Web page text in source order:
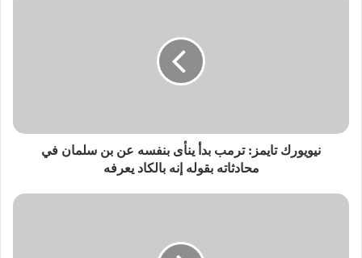
نيويورك تايمز: ترمب بدأ ينأى بنفسه عن بن سلمان في
محادثاته بقوله إنه بالكاد يعرفه